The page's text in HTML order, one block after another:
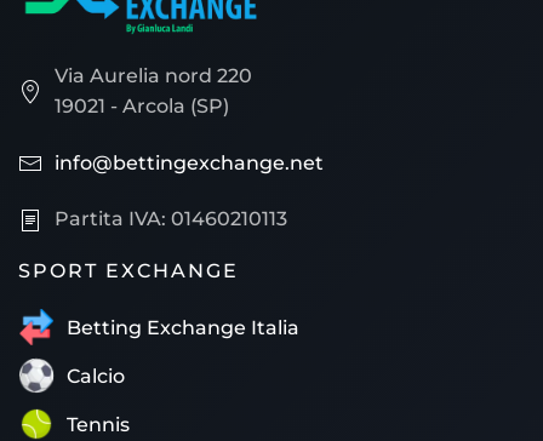
Via Aurelia nord 220
19021 - Arcola (SP)
info@bettingexchange.net
Partita IVA: 01460210113
SPORT EXCHANGE
Betting Exchange Italia
Calcio
Tennis